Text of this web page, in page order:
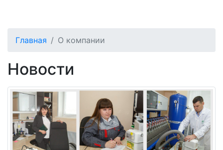
Главная О компании
Новости